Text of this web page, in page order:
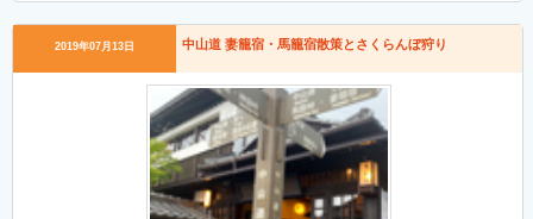
2019年07月13日 中山道 妻籠宿・馬籠宿散策とさくらんぼ狩り